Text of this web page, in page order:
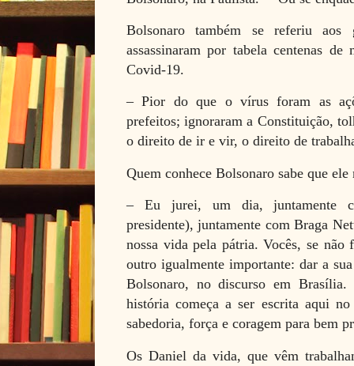
Bolsonaro também se referiu aos
assassinaram por tabela centenas
Covid-19.
– Pior do que o vírus foram as
prefeitos; ignoraram a Constituição,
o direito de ir e vir, o direito de
Quem conhece Bolsonaro sabe que
– Eu jurei, um dia, juntamente
presidente), juntamente com Braga
nossa vida pela pátria. Vocês, se não
outro igualmente importante: dar a
Bolsonaro, no discurso em
história começa a ser escrita aqui
sabedoria, força e coragem para bem
Os Daniel da vida, que vêm